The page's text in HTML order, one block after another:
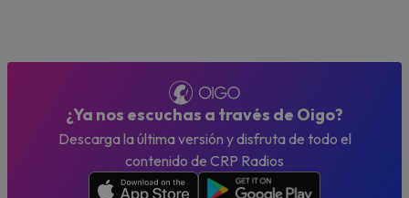
¿Ya nos escuchas a través de Oigo?
Descarga la última versión y disfruta de todo el
contenido de CRP Radios